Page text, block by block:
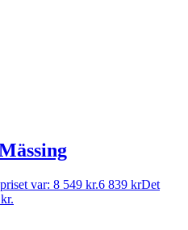
var: 8 549 kr.6 839 krDet